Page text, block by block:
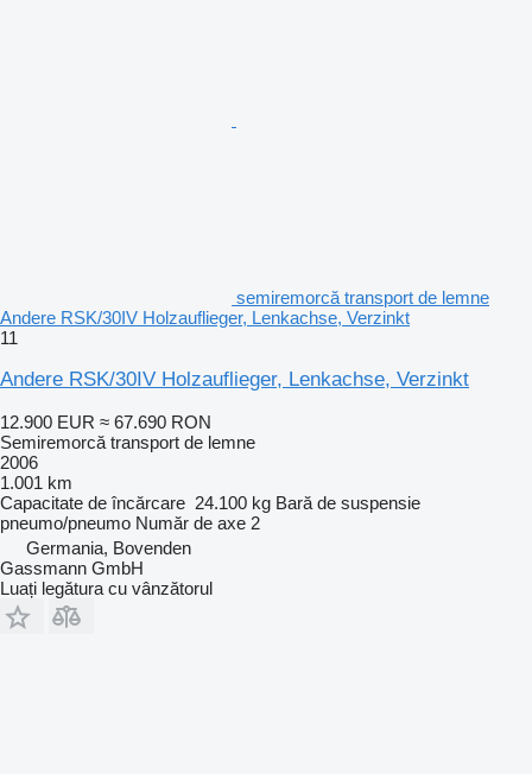
semiremorcă transport de lemne
Andere RSK/30IV Holzauflieger, Lenkachse, Verzinkt
11
Andere RSK/30IV Holzauflieger, Lenkachse, Verzinkt
12.900 EUR ≈ 67.690 RON
Semiremorcă transport de lemne
2006
1.001 km
Capacitate de încărcare 24.100 kg Bară de suspensie
pneumo/pneumo Număr de axe 2
Germania, Bovenden
Gassmann GmbH
Luați legătura cu vânzătorul